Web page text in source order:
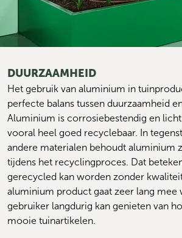
DUURZAAMHEID
Het gebruik van aluminium in
perfecte balans tussen duurzaamheid
Aluminium is corrosiebestendig en
vooral heel goed recyclebaar. In
andere materialen behoudt aluminium
tijdens het recyclingproces. Dat
gerecycled kan worden zonder
aluminium product gaat zeer lang mee
gebruiker langdurig kan genieten van
mooie tuinartikelen.